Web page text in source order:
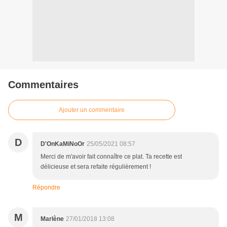
Commentaires
Ajouter un commentaire
D D'OnKaMiNoOr 25/05/2021 08:57
Merci de m'avoir fait connaître ce plat. Ta recette est
délicieuse et sera refaite régulièrement !
Répondre
M Marlène 27/01/2018 13:08